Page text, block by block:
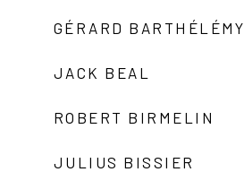
GÉRARD BARTHÉLÉMY
JACK BEAL
ROBERT BIRMELIN
JULIUS BISSIER